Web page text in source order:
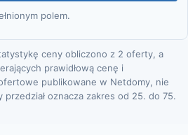
polem.
ceny obliczono z 2 oferty, a
prawidłową cenę i
publikowane w Netdomy, nie
oznacza zakres od 25. do 75.